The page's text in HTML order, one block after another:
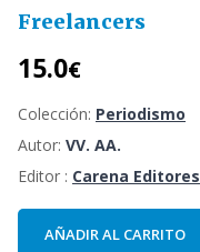
Freelancers
15.0€
Colección: Periodismo
Autor: VV. AA.
Editor : Carena Editores
AÑADIR AL CARRITO